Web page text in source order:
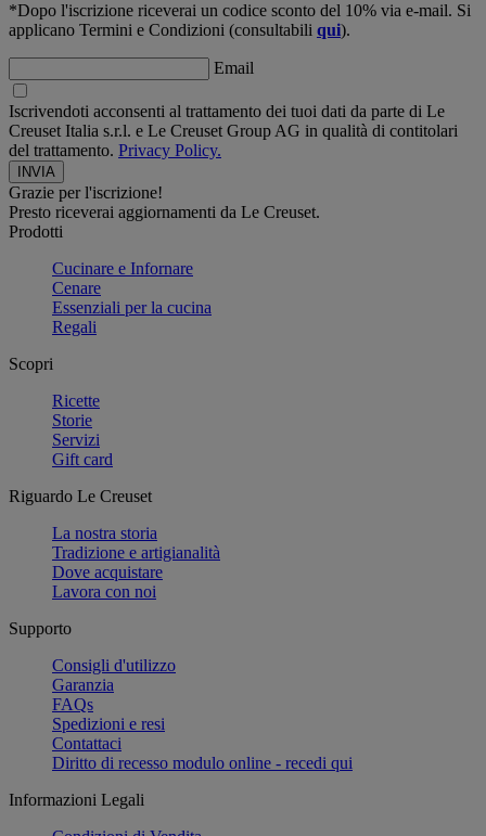
*Dopo l'iscrizione riceverai un codice sconto del 10% via e-mail. Si
applicano Termini e Condizioni (consultabili qui).
Email
Iscrivendoti acconsenti al trattamento dei tuoi dati da parte di Le
Creuset Italia s.r.l. e Le Creuset Group AG in qualità di contitolari
del trattamento. Privacy Policy.
Grazie per l'iscrizione!
Presto riceverai aggiornamenti da Le Creuset.
Prodotti
Cucinare e Infornare
Cenare
Essenziali per la cucina
Regali
Scopri
Ricette
Storie
Servizi
Gift card
Riguardo Le Creuset
La nostra storia
Tradizione e artigianalità
Dove acquistare
Lavora con noi
Supporto
Consigli d'utilizzo
Garanzia
FAQs
Spedizioni e resi
Contattaci
Diritto di recesso modulo online - recedi qui
Informazioni Legali